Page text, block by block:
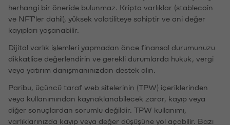
herhangi bir öneride bulunmaz. Kripto varlıklar (stablecoin
ve NFT'ler dahil), yüksek volatiliteye sahiptir ve ani değer
kayıpları yaşanabilir.
Dijital varlık işlemleri yapmadan önce finansal durumunuzu
dikkatlice değerlendirin ve gerekli durumlarda hukuk, vergi
veya yatırım danışmanınızdan destek alın.
Paribu, üçüncü taraf web sitelerinin (TPW) içeriklerinden
veya kullanımından kaynaklanabilecek zarar, kayıp veya
diğer sonuçlardan sorumlu değildir. TPW kullanımı,
varlıklarınızda kayıp veya değer düşüşüne yol açabilir. Bazı